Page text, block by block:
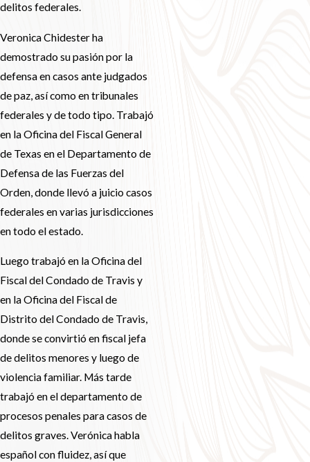
delitos federales.
Veronica Chidester ha
demostrado su pasión por la
defensa en casos ante judgados
de paz, así como en tribunales
federales y de todo tipo. Trabajó
en la Oficina del Fiscal General
de Texas en el Departamento de
Defensa de las Fuerzas del
Orden, donde llevó a juicio casos
federales en varias jurisdicciones
en todo el estado.
Luego trabajó en la Oficina del
Fiscal del Condado de Travis y
en la Oficina del Fiscal de
Distrito del Condado de Travis,
donde se convirtió en fiscal jefa
de delitos menores y luego de
violencia familiar. Más tarde
trabajó en el departamento de
procesos penales para casos de
delitos graves. Verónica habla
español con fluidez, así que